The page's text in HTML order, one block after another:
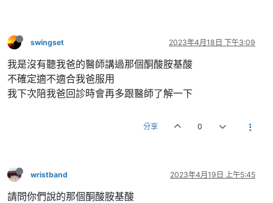
swingset 2023年4月18日 下午3:09
我是沒有聽我爸的醫師講過那個酮酸胺基酸
不確定適不適合我爸服用
我下次陪我爸回診時會再多跟醫師了解一下
分享 0
wristband 2023年4月19日 上午5:45
請問你們說的那個酮酸胺基酸